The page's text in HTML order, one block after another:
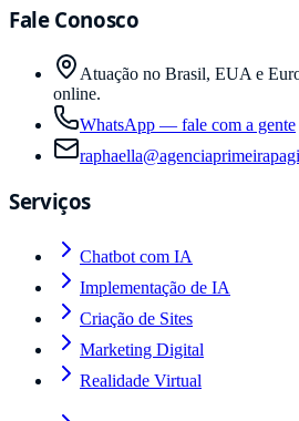
Fale Conosco
Atuação no Brasil, EUA e
online.
WhatsApp — fale com a gente
Serviços
Chatbot com IA
Implementação de IA
Criação de Sites
Marketing Digital
Realidade Virtual